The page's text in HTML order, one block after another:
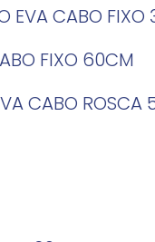
EVA CABO
FIXO 60CM
CABO ROSCA